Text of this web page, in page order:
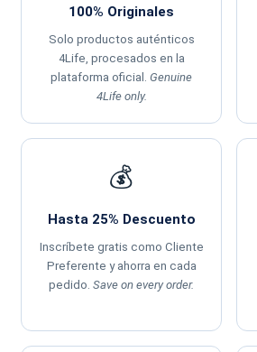
100% Originales
Solo productos auténticos
4Life, procesados en la
plataforma oficial. Genuine
4Life only.
💰
Hasta 25% Descuento
Inscríbete gratis como Cliente
Preferente y ahorra en cada
pedido. Save on every order.